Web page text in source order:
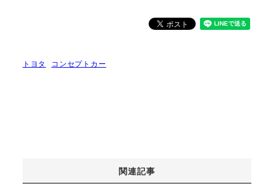
トヨタ コンセプトカー
関連記事